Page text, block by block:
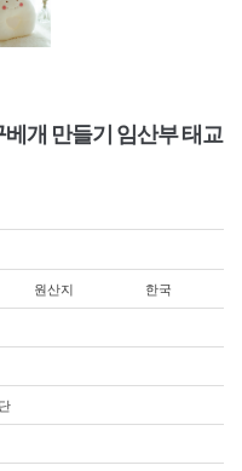
개 만들기 임산부 태교
원산지
한국